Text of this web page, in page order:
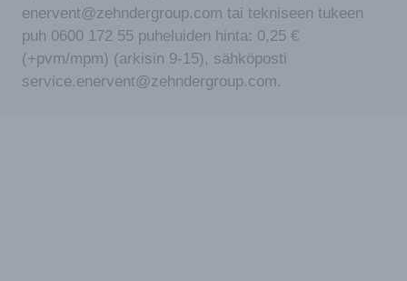
enervent@zehndergroup.com tai tekniseen tukeen
puh 0600 172 55 puheluiden hinta: 0,25 €
(+pvm/mpm) (arkisin 9-15), sähköposti
service.enervent@zehndergroup.com.